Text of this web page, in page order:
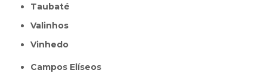
Taubaté
Valinhos
Vinhedo
Campos Elíseos